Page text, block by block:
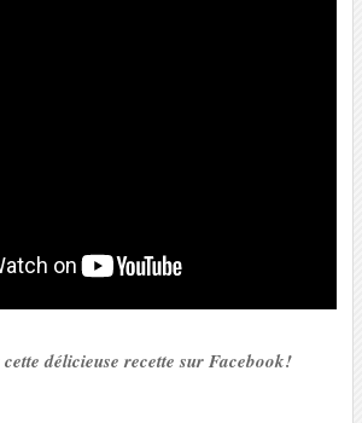
délicieuse recette sur Facebook!